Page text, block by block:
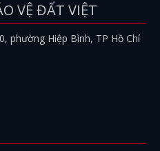
VỆ ĐẤT VIỆT
phường Hiệp Bình, TP Hồ Chí